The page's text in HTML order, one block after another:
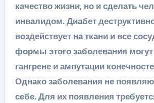
качество жизни, но и сделать
инвалидом. Диабет
воздействует на ткани и все
формы этого заболевания могут
гангрене и ампутации
Однако заболевания не
себе. Для их появления